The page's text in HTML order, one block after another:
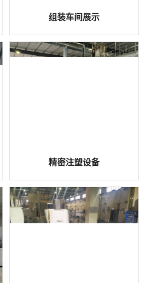
组装车间展示
精密注塑设备